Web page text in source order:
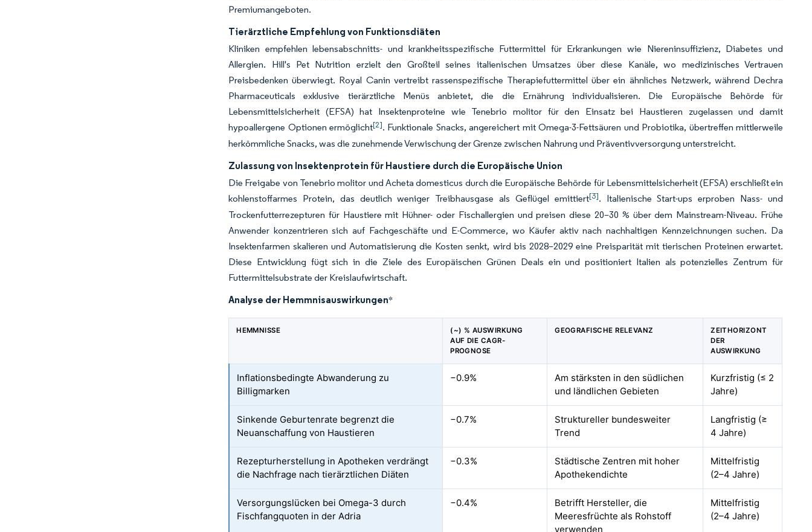
Premiumangeboten.
Tierärztliche Empfehlung von Funktionsdiäten
Kliniken empfehlen lebensabschnitts- und krankheitsspezifische Futtermittel für Erkrankungen wie Niereninsuffizienz, Diabetes und
Allergien. Hill's Pet Nutrition erzielt den Großteil seines italienischen Umsatzes über diese Kanäle, wo medizinisches Vertrauen
Preisbedenken überwiegt. Royal Canin vertreibt rassenspezifische Therapiefuttermittel über ein ähnliches Netzwerk, während Dechra
Pharmaceuticals exklusive tierärztliche Menüs anbietet, die die Ernährung individualisieren. Die Europäische Behörde für
Lebensmittelsicherheit (EFSA) hat Insektenproteine wie Tenebrio molitor für den Einsatz bei Haustieren zugelassen und damit
hypoallergene Optionen ermöglicht[2]. Funktionale Snacks, angereichert mit Omega-3-Fettsäuren und Probiotika, übertreffen mittlerweile
herkömmliche Snacks, was die zunehmende Verwischung der Grenze zwischen Nahrung und Präventivversorgung unterstreicht.
Zulassung von Insektenprotein für Haustiere durch die Europäische Union
Die Freigabe von Tenebrio molitor und Acheta domesticus durch die Europäische Behörde für Lebensmittelsicherheit (EFSA) erschließt ein
kohlenstoffarmes Protein, das deutlich weniger Treibhausgase als Geflügel emittiert[3]. Italienische Start-ups erproben Nass- und
Trockenfutterrezepturen für Haustiere mit Hühner- oder Fischallergien und preisen diese 20–30 % über dem Mainstream-Niveau. Frühe
Anwender konzentrieren sich auf Fachgeschäfte und E-Commerce, wo Käufer aktiv nach nachhaltigen Kennzeichnungen suchen. Da
Insektenfarmen skalieren und Automatisierung die Kosten senkt, wird bis 2028–2029 eine Preisparität mit tierischen Proteinen erwartet.
Diese Entwicklung fügt sich in die Ziele des Europäischen Grünen Deals ein und positioniert Italien als potenzielles Zentrum für
Futtermittelsubstrate der Kreislaufwirtschaft.
Analyse der Hemmnisauswirkungen*
HEMMNISSE
(~) % AUSWIRKUNG
AUF DIE CAGR-
PROGNOSE
GEOGRAFISCHE RELEVANZ
ZEITHORIZONT
DER
AUSWIRKUNG
Inflationsbedingte Abwanderung zu
Billigmarken
−0.9%
Am stärksten in den südlichen
und ländlichen Gebieten
Kurzfristig (≤ 2
Jahre)
Sinkende Geburtenrate begrenzt die
Neuanschaffung von Haustieren
−0.7%
Struktureller bundesweiter
Trend
Langfristig (≥
4 Jahre)
Rezepturherstellung in Apotheken verdrängt
die Nachfrage nach tierärztlichen Diäten
−0.3%
Städtische Zentren mit hoher
Apothekendichte
Mittelfristig
(2–4 Jahre)
Versorgungslücken bei Omega-3 durch
Fischfangquoten in der Adria
−0.4%
Betrifft Hersteller, die
Meeresfrüchte als Rohstoff
verwenden
Mittelfristig
(2–4 Jahre)